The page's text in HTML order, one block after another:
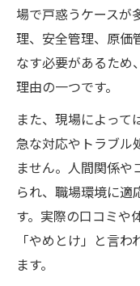
場で戸惑うケースが
理、安全管理、原価
なす必要があるため
理由の一つです。
また、現場によって
急な対応やトラブル
ません。人間関係
られ、職場環境に適
す。実際の口コミや
「やめとけ」と言
ます。